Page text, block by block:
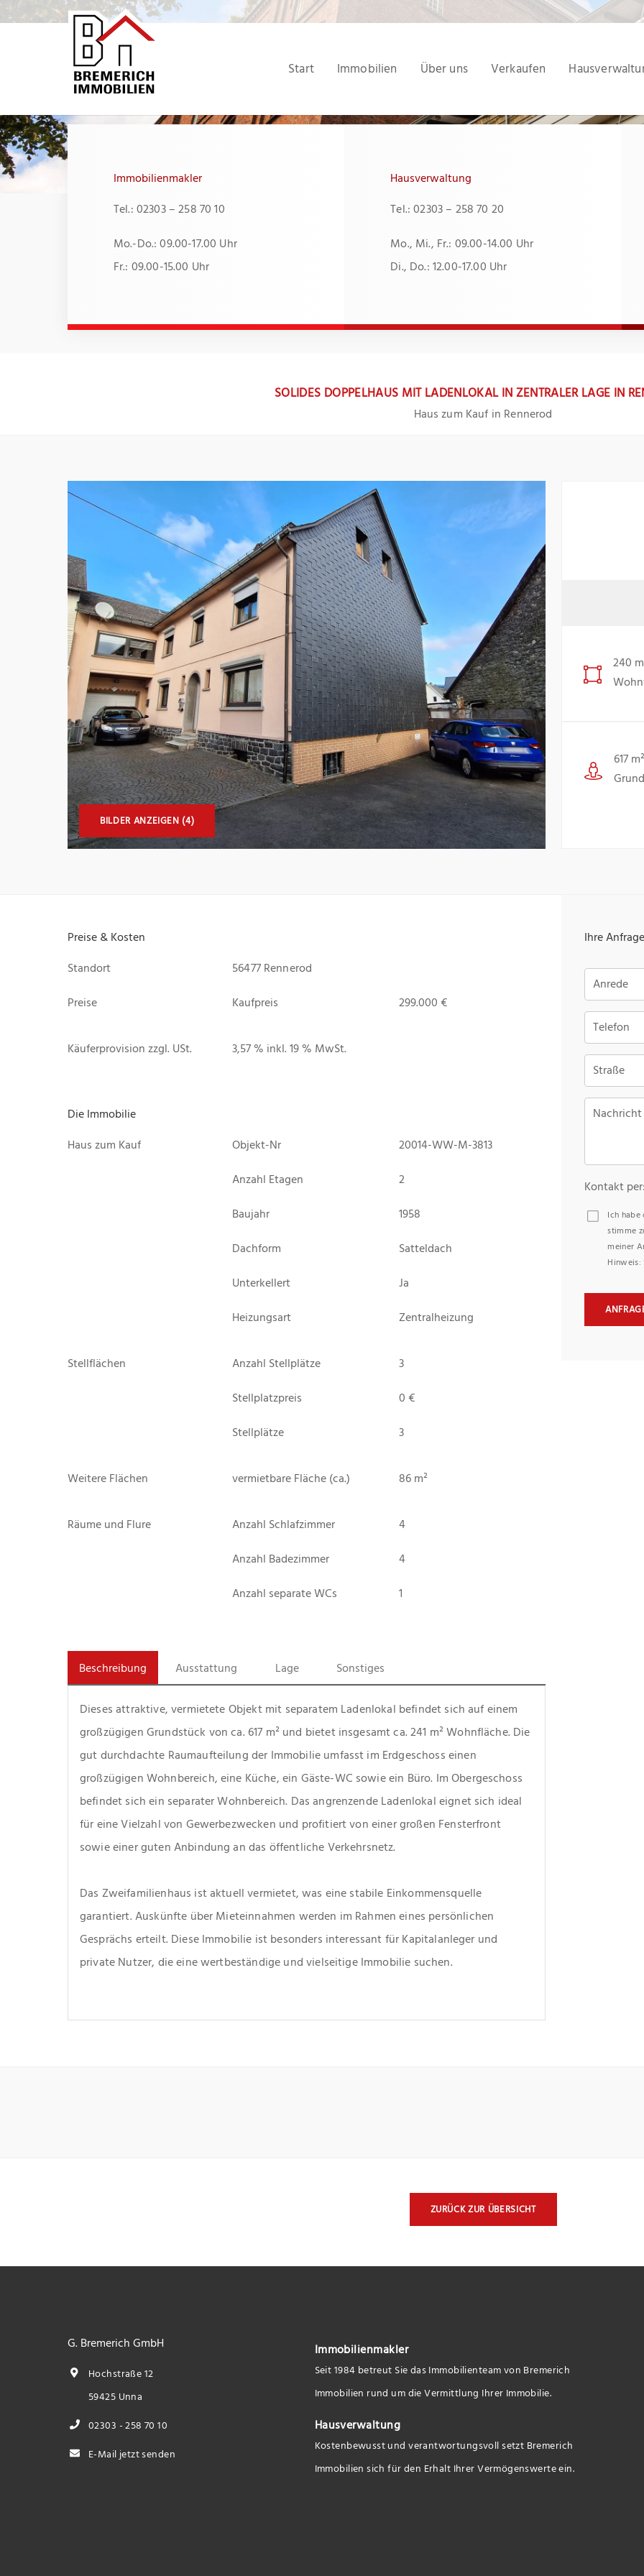
Zum
Start Immobilien Über uns Verkaufen
Immobilienmakler
Tel.: 02303 – 258 70 10
Mo.-Do.: 09.00-17.00 Uhr
Fr.: 09.00-15.00 Uhr
Hausverwaltung
Tel.: 02303 – 258 70 20
Mo., Mi., Fr.: 09.00-14.00 Uhr
Di., Do.: 12.00-17.00 Uhr
SOLIDES DOPPELHAUS MIT LADENLOKAL IN ZENTRALER LAGE IN
Haus zum Kauf in Rennerod
BILDER ANZEIGEN (4)
240
617 m²
Preise & Kosten
Standort
56477 Rennerod
Preise
Kaufpreis 299.000 €
Käuferprovision zzgl. USt. 3,57 % inkl. 19 % MwSt.
Die Immobilie
Haus zum Kauf
Objekt-Nr
20014-WW-M-3813
Anzahl Etagen
2
Baujahr
1958
Dachform
Satteldach
Unterkellert
Ja
Heizungsart
Zentralheizung
Stellflächen Anzahl Stellplätze
3
Stellplatzpreis
0 €
Stellplätze
3
Weitere Flächen vermietbare Fläche (ca.) 86 m²
Räume und Flure Anzahl Schlafzimmer
4
Anzahl Badezimmer
4
Anzahl separate WCs
1
Beschreibung Ausstattung Lage Sonstiges
Dieses attraktive, vermietete Objekt mit separatem Ladenlokal befindet sich auf einem
großzügigen Grundstück von ca. 617 m² und bietet insgesamt ca. 241 m² Wohnfläche. Die
gut durchdachte Raumaufteilung der Immobilie umfasst im Erdgeschoss einen
großzügigen Wohnbereich, eine Küche, ein Gäste-WC sowie ein Büro. Im Obergeschoss
befindet sich ein separater Wohnbereich. Das angrenzende Ladenlokal eignet sich ideal
für eine Vielzahl von Gewerbezwecken und profitiert von einer großen Fensterfront
sowie einer guten Anbindung an das öffentliche Verkehrsnetz.
Das Zweifamilienhaus ist aktuell vermietet, was eine stabile Einkommensquelle
garantiert. Auskünfte über Mieteinnahmen werden im Rahmen eines persönlichen
Gesprächs erteilt. Diese Immobilie ist besonders interessant für Kapitalanleger und
private Nutzer, die eine wertbeständige und vielseitige Immobilie suchen.
Ihre Anfrage
Anrede
Telefon
Straße
Nachricht
Kontakt per:
Ich habe
stimme
meiner
ZURÜCK ZUR ÜBERSICHT
G. Bremerich GmbH
Hochstraße 12
59425 Unna
02303 - 258 70 10
E-Mail jetzt senden
Immobilienmakler
Seit 1984 betreut Sie das Immobilienteam von Bremerich
Immobilien rund um die Vermittlung Ihrer Immobilie.
Hausverwaltung
Kostenbewusst und verantwortungsvoll setzt Bremerich
Immobilien sich für den Erhalt Ihrer Vermögenswerte ein.